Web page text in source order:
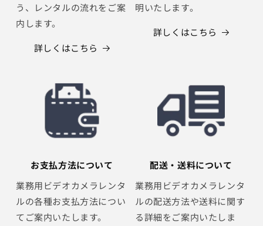
う、レンタルの流れをご案
内します。
詳しくはこちら
明いたします。
詳しくはこちら
お支払方法について
業務用ビデオカメラレンタ
ルの各種お支払方法につい
てご案内いたします。
配送・送料について
業務用ビデオカメラレンタ
ルの配送方法や送料に関す
る詳細をご案内いたしま